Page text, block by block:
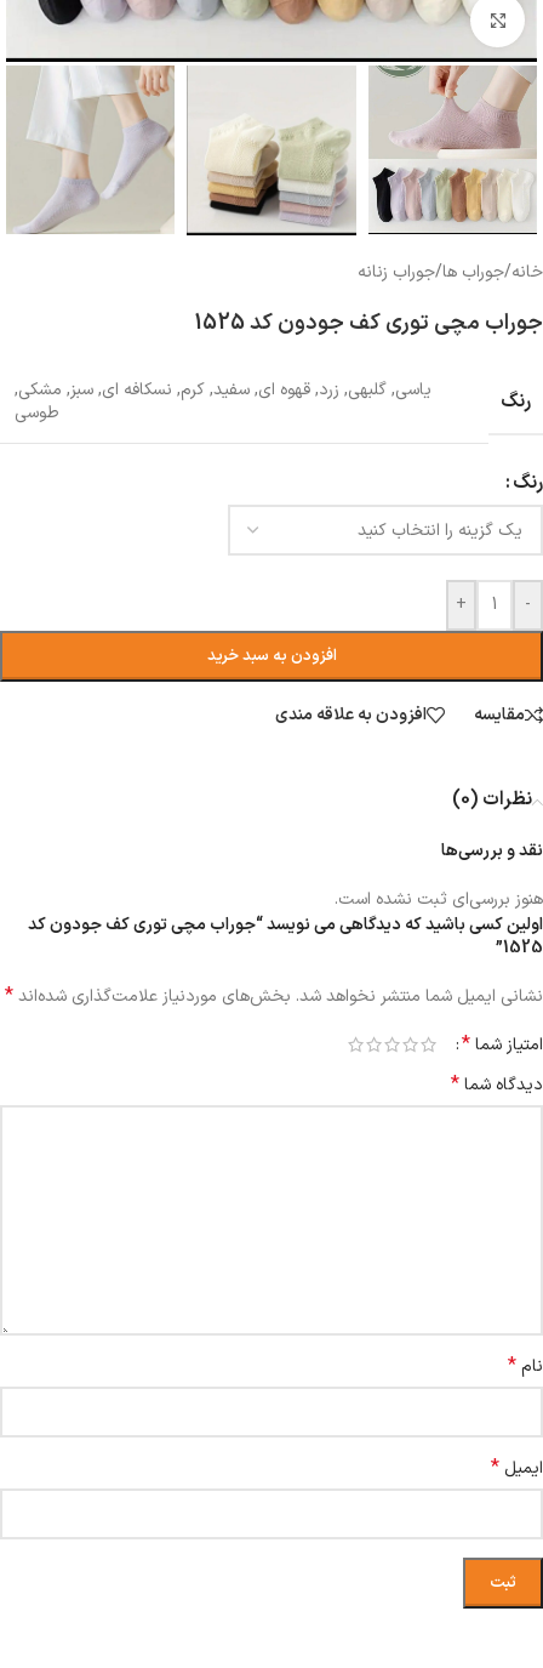
بزرگنمایی تصویر
خانه/جوراب ها/جوراب زنانه
جوراب مچی توری کف جودون کد 1525
رنگ یاسی,گلبهی, زرد,قهوه ای,سفید,کرم, نسکافه ای,سبز, مشکی,
طوسی
رنگ
-
+
افزودن به سبد خرید
مقایسه افزودن به علاقه مندی
نظرات (0)
نقد و بررسی‌ها
هنوز بررسی‌ای ثبت نشده است.
اولین کسی باشید که دیدگاهی می نویسد “جوراب مچی توری کف جودون کد
1525”
نشانی ایمیل شما منتشر نخواهد شد. بخش‌های موردنیاز علامت‌گذاری شده‌اند*
امتیاز شما*
دیدگاه شما*
نام*
ایمیل *